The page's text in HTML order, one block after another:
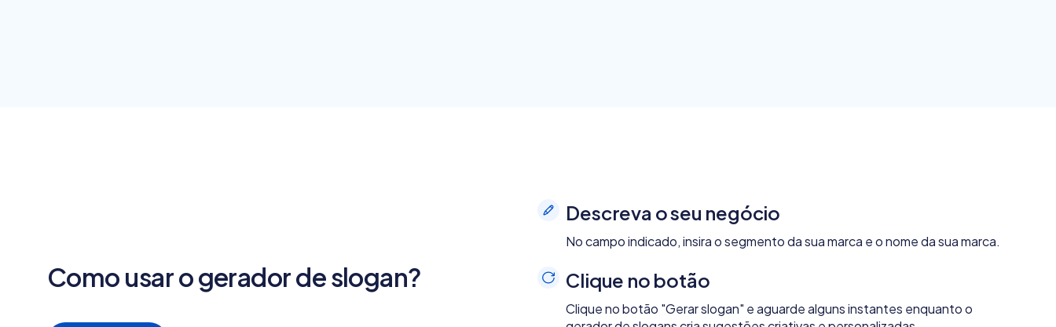
Como usar o gerador de slogan?
Descreva o seu negócio
No campo indicado, insira o segmento da sua marca e o nome da sua marca.
Clique no botão
Clique no botão "Gerar slogan" e aguarde alguns instantes enquanto o